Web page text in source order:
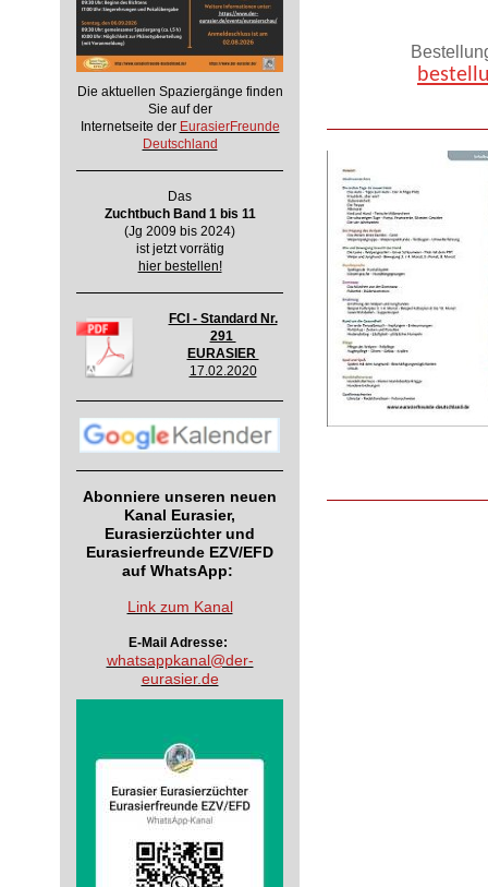
Die aktuellen Spaziergänge finden
Sie auf der
Internetseite der EurasierFreunde
Deutschland
Das
Zuchtbuch Band 1 bis 11
(Jg 2009 bis 2024)
ist jetzt vorrätig
hier bestellen!
FCI - Standard Nr.
291
EURASIER
17.02.2020
Abonniere unseren neuen
Kanal Eurasier,
Eurasierzüchter und
Eurasierfreunde EZV/EFD
auf WhatsApp:
Link zum Kanal
E-Mail Adresse:
whatsappkanal@der-
eurasier.de